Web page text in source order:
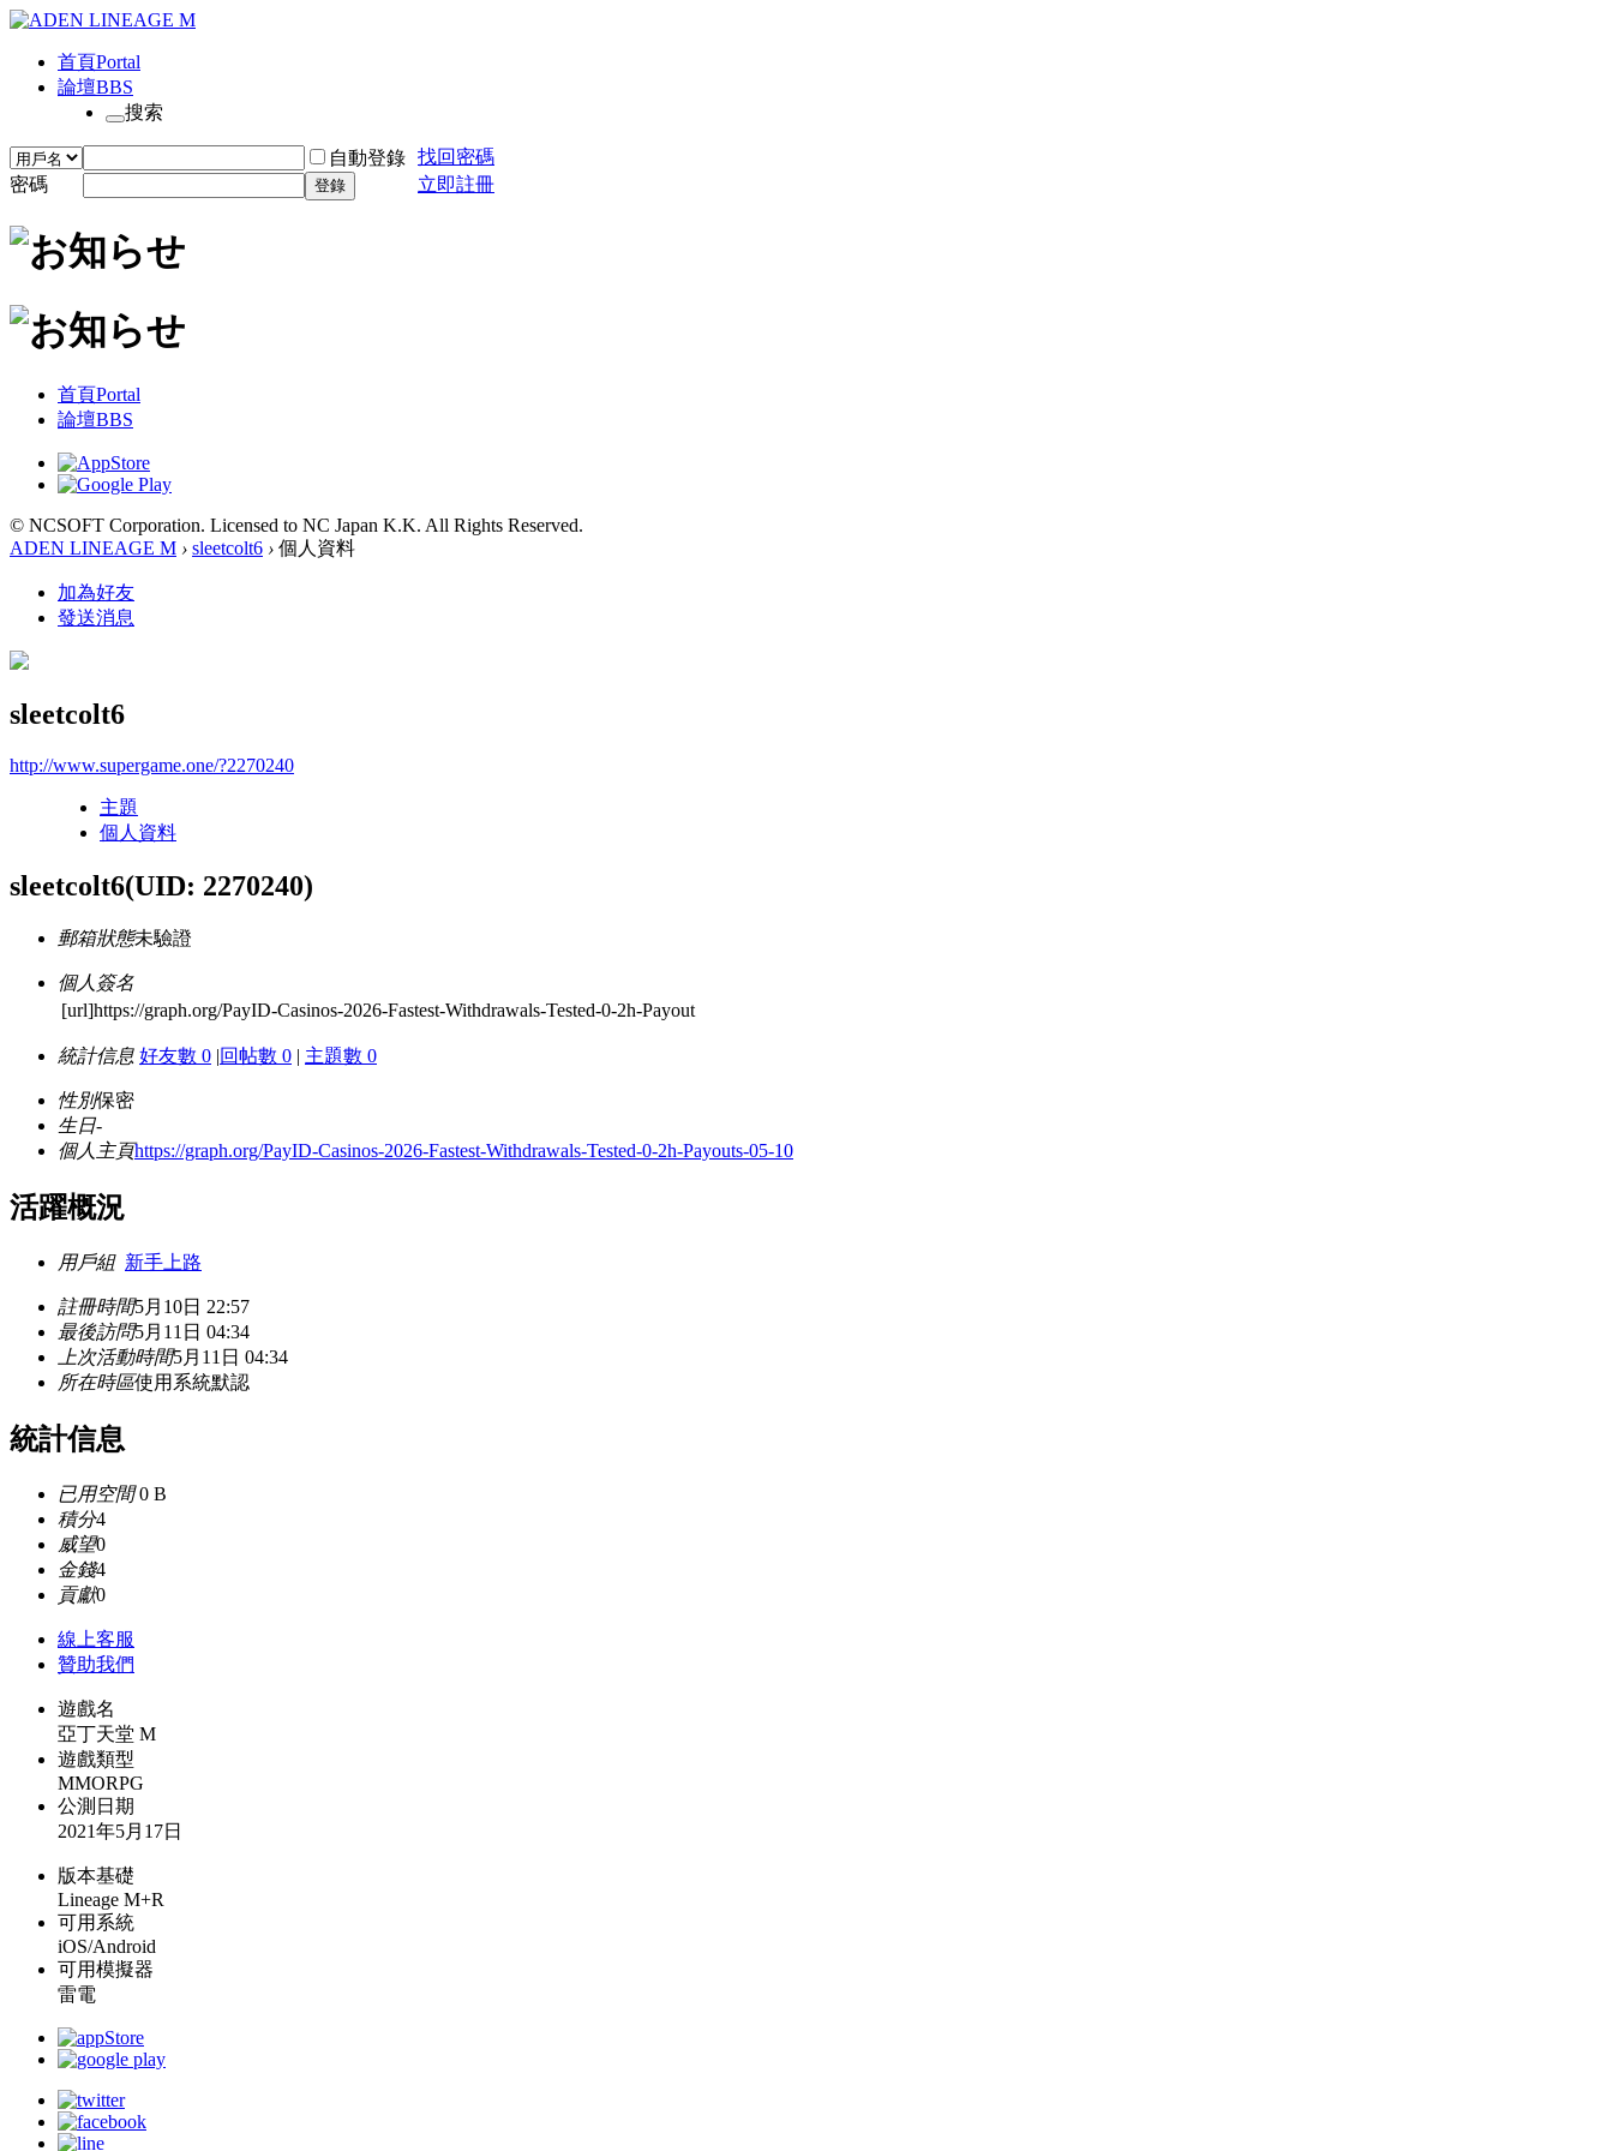
首頁Portal
論壇BBS
搜索
自動登錄 找回密碼
密碼
登錄 立即註冊
首頁Portal
論壇BBS
© NCSOFT Corporation. Licensed to NC Japan K.K. All Rights Reserved.
ADEN LINEAGE M › sleetcolt6 › 個人資料
加為好友
發送消息
sleetcolt6
http://www.supergame.one/?2270240
主題
個人資料
sleetcolt6(UID: 2270240)
郵箱狀態未驗證
個人簽名
[url]https://graph.org/PayID-Casinos-2026-Fastest-Withdrawals-Tested-0-2h-Payout
統計信息 好友數 0 |回帖數 0 | 主題數 0
性別保密
生日-
個人主頁https://graph.org/PayID-Casinos-2026-Fastest-Withdrawals-Tested-0-2h-Payouts-05-10
活躍概況
用戶組 新手上路
註冊時間5月10日 22:57
最後訪問5月11日 04:34
上次活動時間5月11日 04:34
所在時區使用系統默認
統計信息
已用空間0 B
積分4
威望0
金錢4
貢獻0
線上客服
贊助我們
遊戲名
亞丁天堂 M
遊戲類型
MMORPG
公測日期
2021年5月17日
版本基礎
Lineage M+R
可用系統
iOS/Android
可用模擬器
雷電